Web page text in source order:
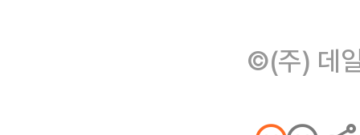
©(주) 데